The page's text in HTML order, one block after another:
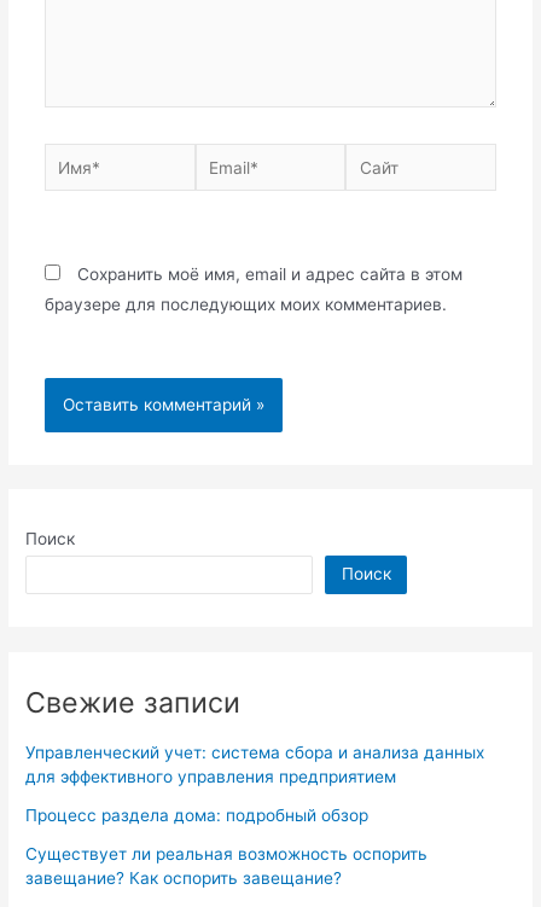
Поиск
Поиск
Свежие записи
Управленческий учет: система сбора и анализа данных
для эффективного управления предприятием
Процесс раздела дома: подробный обзор
Существует ли реальная возможность оспорить
завещание? Как оспорить завещание?
Имя* Email* Сайт
Сохранить моё имя, email и адрес сайта в этом
браузере для последующих моих комментариев.